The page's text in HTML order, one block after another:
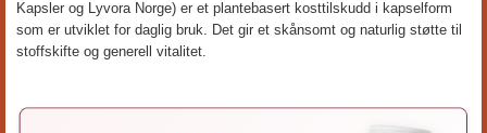
Kapsler og Lyvora Norge) er et plantebasert kosttilskudd i kapselform
som er utviklet for daglig bruk. Det gir et skånsomt og naturlig støtte til
stoffskifte og generell vitalitet.